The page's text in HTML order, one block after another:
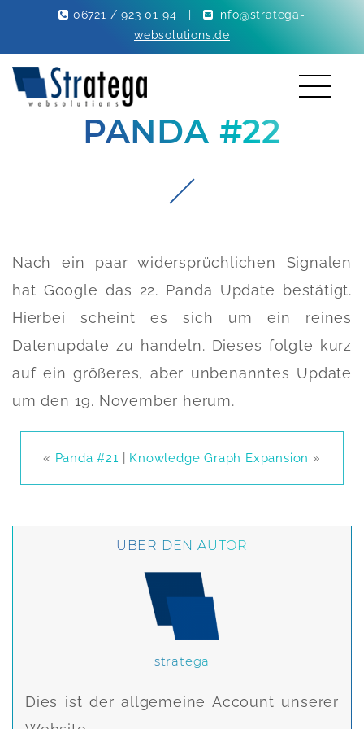
06721 / 923 01 94
info@stratega-
websolutions.de
PANDA #22
Nach ein paar widersprüchlichen Signalen
hat Google das 22. Panda Update bestätigt.
Hierbei scheint es sich um ein reines
Datenupdate zu handeln. Dieses folgte kurz
auf ein größeres, aber unbenanntes Update
um den 19. November herum.
« Panda #21 Knowledge Graph Expansion »
ÜBER DEN AUTOR
stratega
Dies ist der allgemeine Account unserer